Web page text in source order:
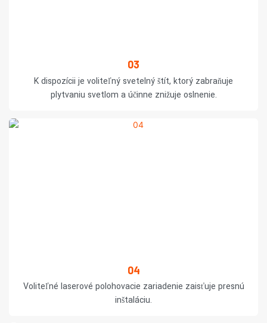
03
K dispozícii je voliteľný svetelný štít, ktorý zabraňuje
plytvaniu svetlom a účinne znižuje oslnenie.
04
Voliteľné laserové polohovacie zariadenie zaisťuje presnú
inštaláciu.